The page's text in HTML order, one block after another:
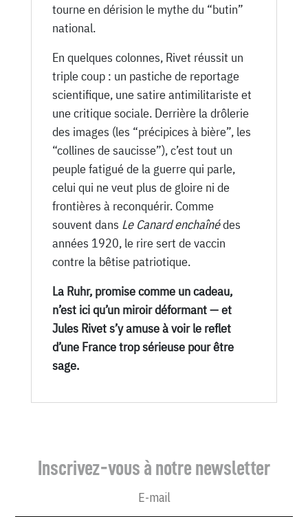
tourne en dérision le mythe du “butin”
national.
En quelques colonnes, Rivet réussit un
triple coup : un pastiche de reportage
scientifique, une satire antimilitariste et
une critique sociale. Derrière la drôlerie
des images (les “précipices à bière”, les
“collines de saucisse”), c’est tout un
peuple fatigué de la guerre qui parle,
celui qui ne veut plus de gloire ni de
frontières à reconquérir. Comme
souvent dans Le Canard enchaînédes
années 1920, le rire sert de vaccin
contre la bêtise patriotique.
La Ruhr, promise comme un cadeau,
n’est ici qu’un miroir déformant — et
Jules Rivet s’y amuse à voir le reflet
d’une France trop sérieuse pour être
sage.
Inscrivez-vous à notre newsletter